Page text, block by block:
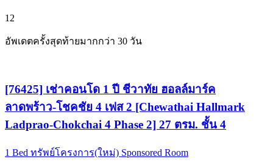
12
อัพเดตครั้งสุดท้ายมากกว่า 30 วัน
[76425] เช่าคอนโด 1 ปี ชีวาทัย ฮอลล์มาร์ค
ลาดพร้าว-โชคชัย 4 เฟส 2 [Chewathai Hallmark
Ladprao-Chokchai 4 Phase 2] 27 ตรม. ชั้น 4
1 Bed ทรัพย์โครงการ(ใหม่) Sponsored Room